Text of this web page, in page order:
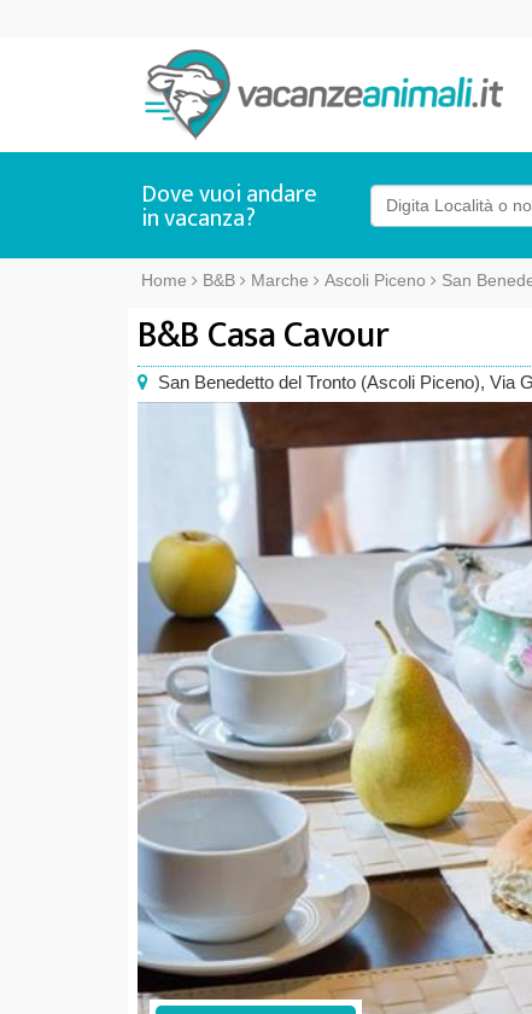
Dove vuoi andare
in vacanza?
Home B&B Marche Ascoli Piceno San
B&B Casa Cavour
San Benedetto del Tronto (Ascoli Piceno), Via